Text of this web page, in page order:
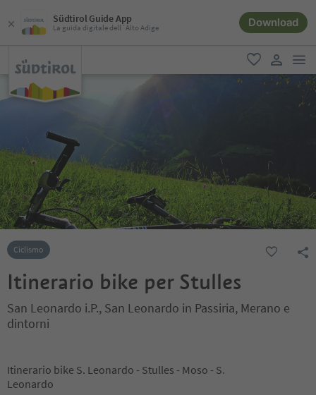
Südtirol Guide App
La guida digitale dell´Alto Adige Download
favoriti
user link
Ciclismo
Itinerario bike per Stulles
San Leonardo i.P., San Leonardo in Passiria, Merano e
dintorni
Itinerario bike S. Leonardo - Stulles - Moso - S.
Leonardo